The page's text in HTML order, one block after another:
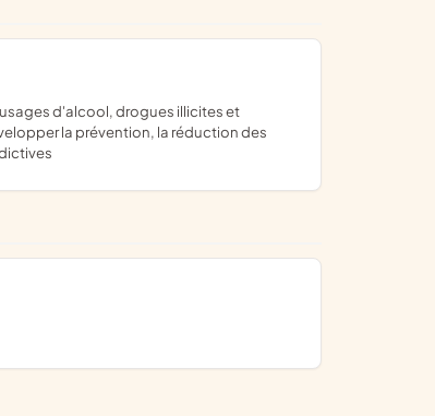
la prévention, la réduction des